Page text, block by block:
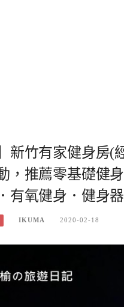
新竹有家健身房
，推薦零基礎健
有氧健身．健身
IKUMA 2020-02-18